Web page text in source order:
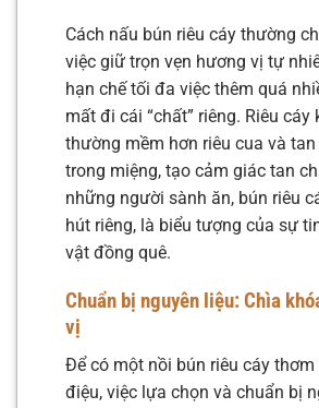
Cách nấu bún riêu cáy thường
việc giữ trọn vẹn hương vị tự
hạn chế tối đa việc thêm quá
mất đi cái “chất” riêng. Riêu cáy
thường mềm hơn riêu cua và
trong miệng, tạo cảm giác tan
những người sành ăn, bún riêu
hút riêng, là biểu tượng của sự
vật đồng quê.
Chuẩn bị nguyên liệu: Chìa
vị
Để có một nồi bún riêu cáy
điệu, việc lựa chọn và chuẩn bị